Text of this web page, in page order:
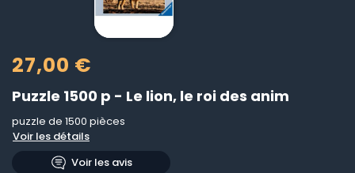
27,00 €
Puzzle 1500 p - Le lion, le roi des anim
puzzle de 1500 pièces
Voir les détails
Voir les avis